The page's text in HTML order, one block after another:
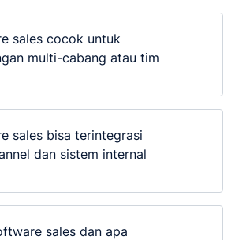
sales cocok untuk
multi-cabang atau tim
sales bisa terintegrasi
dan sistem internal
sales dan apa